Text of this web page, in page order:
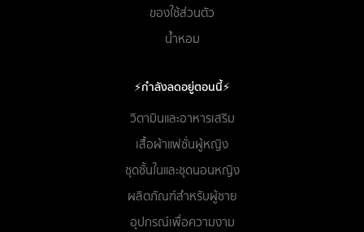
ของใช้ส่วนตัว
น้ำหอม
⚡กำลังลดอยู่ตอนนี้⚡
วิตามินและอาหารเสริม
เสื้อผ้าแฟชั่นผู้หญิง
ชุดชั้นในและชุดนอนหญิง
ผลิตภัณฑ์สำหรับผู้ชาย
อุปกรณ์เพื่อความงาม